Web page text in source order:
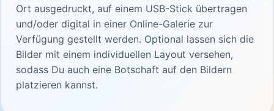
Ort ausgedruckt, auf einem USB-Stick übertragen
und/oder digital in einer Online-Galerie zur
Verfügung gestellt werden. Optional lassen sich die
Bilder mit einem individuellen Layout versehen,
sodass Du auch eine Botschaft auf den Bildern
platzieren kannst.